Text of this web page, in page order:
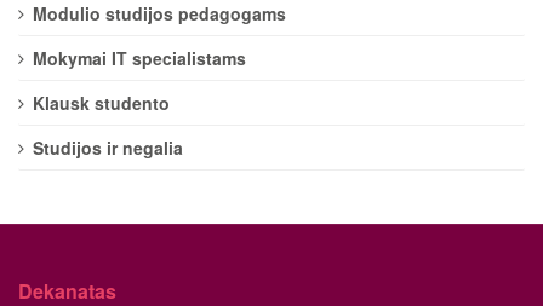
Modulio studijos pedagogams
Mokymai IT specialistams
Klausk studento
Studijos ir negalia
Dekanatas